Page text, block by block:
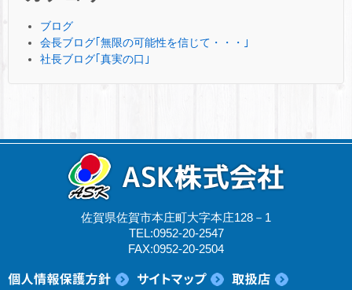
ブログ
会長ブログ｢無限の可能性を信じて・・・｣
社長ブログ｢真実の口｣
佐賀県佐賀市本庄町大字本庄128－1
TEL:0952-20-2547
FAX:0952-20-2504